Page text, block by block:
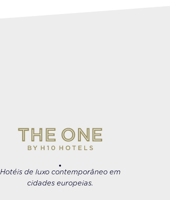
Hotéis de luxo contemporâneo em
cidades europeias.